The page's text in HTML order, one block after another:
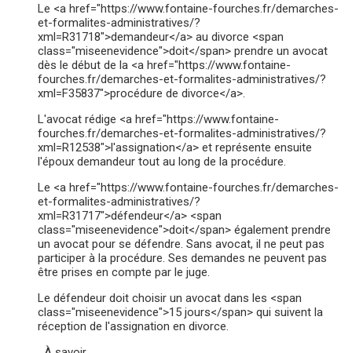
Le <a href="https://www.fontaine-fourches.fr/demarches-
et-formalites-administratives/?
xml=R31718">demandeur</a> au divorce <span
class="miseenevidence">doit</span> prendre un avocat
dès le début de la <a href="https://www.fontaine-
fourches.fr/demarches-et-formalites-administratives/?
xml=F35837">procédure de divorce</a>.
L'avocat rédige <a href="https://www.fontaine-
fourches.fr/demarches-et-formalites-administratives/?
xml=R12538">l'assignation</a> et représente ensuite
l'époux demandeur tout au long de la procédure.
Le <a href="https://www.fontaine-fourches.fr/demarches-
et-formalites-administratives/?
xml=R31717">défendeur</a> <span
class="miseenevidence">doit</span> également prendre
un avocat pour se défendre. Sans avocat, il ne peut pas
participer à la procédure. Ses demandes ne peuvent pas
être prises en compte par le juge.
Le défendeur doit choisir un avocat dans les <span
class="miseenevidence">15 jours</span> qui suivent la
réception de l'assignation en divorce.